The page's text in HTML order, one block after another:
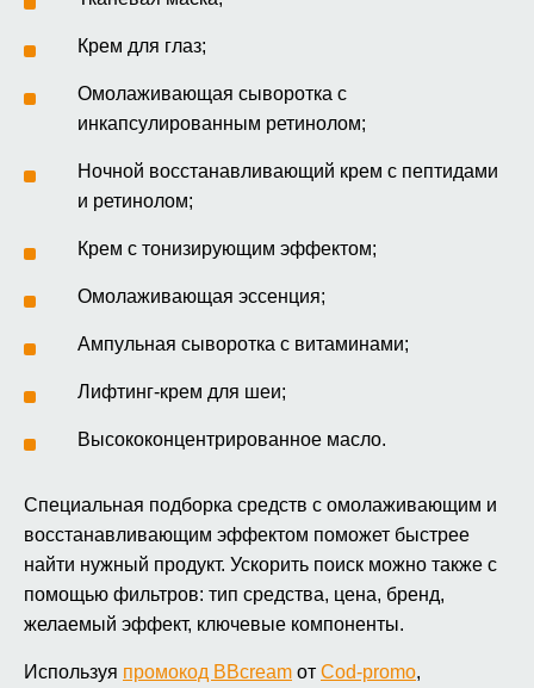
Крем для глаз;
Омолаживающая сыворотка с
инкапсулированным ретинолом;
Ночной восстанавливающий крем с пептидами
и ретинолом;
Крем с тонизирующим эффектом;
Омолаживающая эссенция;
Ампульная сыворотка с витаминами;
Лифтинг-крем для шеи;
Высококонцентрированное масло.
Специальная подборка средств с омолаживающим и
восстанавливающим эффектом поможет быстрее
найти нужный продукт. Ускорить поиск можно также с
помощью фильтров: тип средства, цена, бренд,
желаемый эффект, ключевые компоненты.
Используя промокод BBcream от Cod-promo,